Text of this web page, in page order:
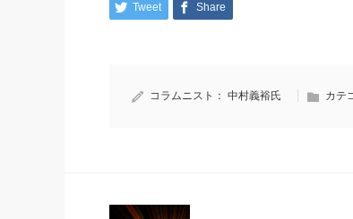
Tweet Share
コラムニスト： 中村義裕氏 カテ